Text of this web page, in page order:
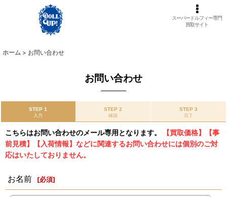
スーパードルフィー専門
買取サイト
ホーム > お問い合わせ
お問い合わせ
STEP 1
入力
STEP 2
確認
STEP 3
完了
こちらはお問い合わせのメール専用となります。
【買取価格】【事
前見積】【入荷情報】などに関連するお問い合わせには個別のご対
応はいたしておりません。
お名前 [必須]